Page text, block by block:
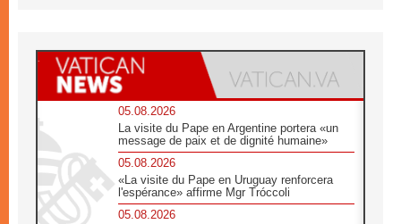
05.08.2026
La visite du Pape en Argentine portera «un
message de paix et de dignité humaine»
05.08.2026
«La visite du Pape en Uruguay renforcera
l'espérance» affirme Mgr Tróccoli
05.08.2026